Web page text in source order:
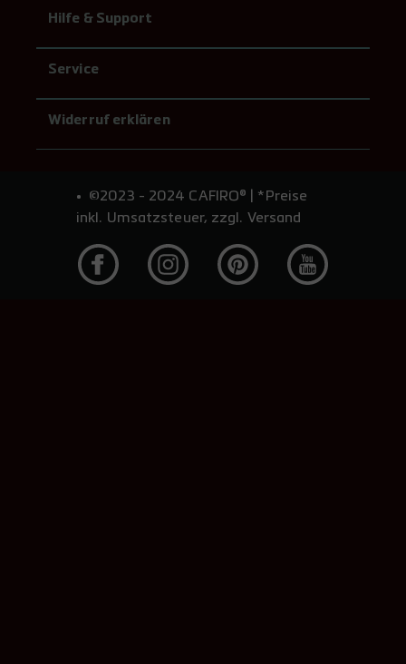
Hilfe & Support
Service
Widerruf erklären
©2023 - 2024 CAFIRO® | *Preise
inkl. Umsatzsteuer, zzgl. Versand